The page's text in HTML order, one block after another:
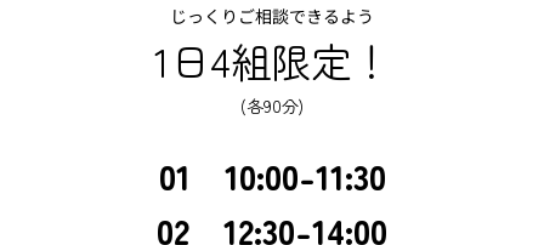
じっくりご相談できるよう
1日4組限定！
(各90分)
01 10:00-11:30
02 12:30-14:00